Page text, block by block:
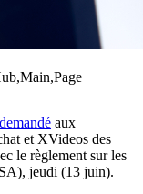
aux
et XVideos des
le règlement sur les
jeudi (13 juin).